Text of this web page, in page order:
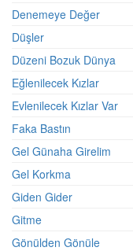
Denemeye Değer
Düşler
Düzeni Bozuk Dünya
Eğlenilecek Kızlar
Evlenilecek Kızlar Var
Faka Bastın
Gel Günaha Girelim
Gel Korkma
Giden Gider
Gitme
Gönülden Gönüle